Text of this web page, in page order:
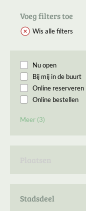
Voeg filters toe
Wis alle filters
Meer (3)
Nu open
Bij mij in de buurt
Online reserveren
Online bestellen
Binnenkort geopend
Stadsdeel